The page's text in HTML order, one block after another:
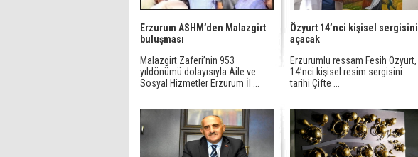
Erzurum ASHM’den Malazgirt
buluşması
Malazgirt Zaferi’nin 953
yıldönümü dolayısıyla Aile ve
Sosyal Hizmetler Erzurum İl ...
Özyurt 14’nci kişisel sergisini
açacak
Erzurumlu ressam Fesih Özyurt,
14’nci kişisel resim sergisini
tarihi Çifte ...